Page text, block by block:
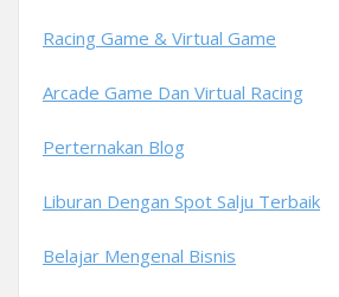
Racing Game & Virtual Game
Arcade Game Dan Virtual Racing
Perternakan Blog
Liburan Dengan Spot Salju Terbaik
Belajar Mengenal Bisnis